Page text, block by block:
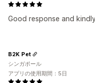
Good response and
B2K Pet
シンガポール
アプリの使用期間：5日